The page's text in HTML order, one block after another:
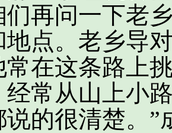
们再问一下老
地点。老乡导
常在这条路上
经常从山上小
说的很清楚。”